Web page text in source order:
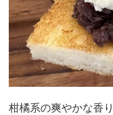
柑橘系の爽やかな香